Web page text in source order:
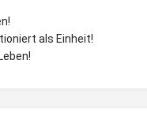
als Einheit!